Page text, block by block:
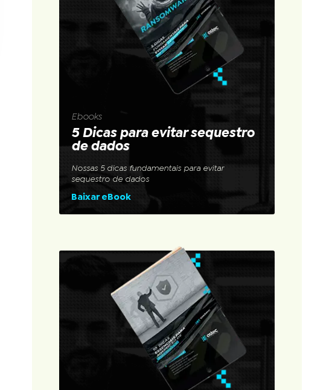
Ebooks
5 Dicas para evitar sequestro
de dados
Nossas 5 dicas fundamentais para evitar
sequestro de dados
Baixar eBook